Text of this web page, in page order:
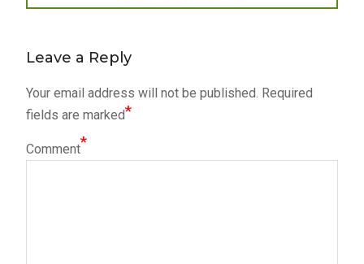
post:
Leave a Reply
Your email address will not be published. Required
fields are marked*
Comment*